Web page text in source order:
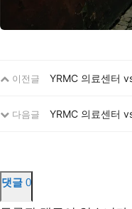
이전글 YRMC 의료센터
다음글 YRMC 의료센터
댓글 0